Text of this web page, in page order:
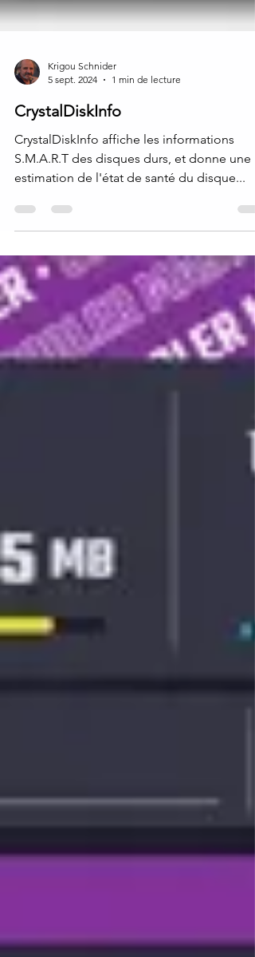
Krigou Schnider
5 sept. 2024
1 min de lecture
CrystalDiskInfo
CrystalDiskInfo affiche les informations
S.M.A.R.T des disques durs, et donne une